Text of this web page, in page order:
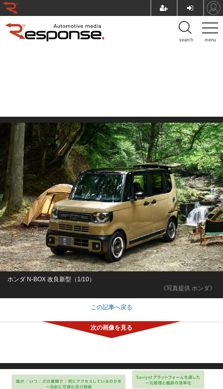
menu
search
《写真提供 ホンダ》
ホンダ N-BOX 改良新型（1/10）
この記事へ戻る